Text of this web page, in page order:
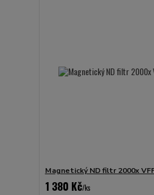
Magnetický ND filtr 2000x
1 380 Kč/ks